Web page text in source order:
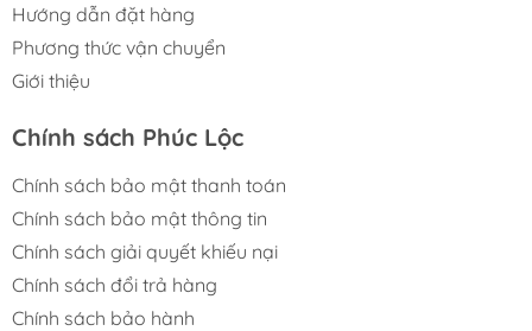
Hướng dẫn đặt hàng
Phương thức vận chuyển
Giới thiệu
Chính sách Phúc Lộc
Chính sách bảo mật thanh toán
Chính sách bảo mật thông tin
Chính sách giải quyết khiếu nại
Chính sách đổi trả hàng
Chính sách bảo hành